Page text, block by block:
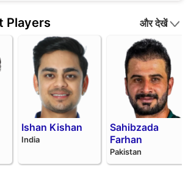
Players और देखें
Ishan Kishan
India
Sahibzada
Farhan
Pakistan